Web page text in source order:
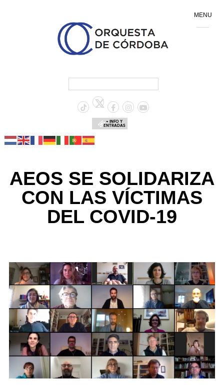
+ INFO Y
ENTRADAS
AEOS SE SOLIDARIZA
CON LAS VÍCTIMAS
DEL COVID-19
MENU